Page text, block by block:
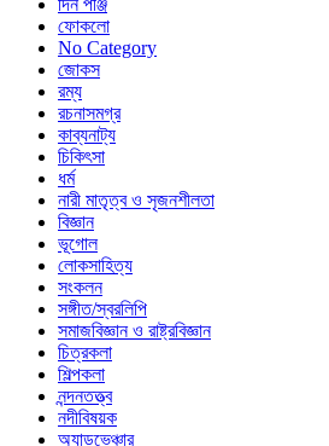
ফোকলো
No Category
জোকস
রম্য
রচনাসমগ্র
কাব্যনাট্য
চিকিৎসা
ধর্ম
নারী মাতৃত্ব ও সৃজনশীলতা
বিজ্ঞান
ভূগোল
লোকসাহিত্য
সংকলন
সঙ্গীত/স্বরলিপি
সমাজবিজ্ঞান ও রাষ্ট্রবিজ্ঞান
চিত্রকলা
শিল্পকলা
নন্দনতত্ত্ব
নদীবিষয়ক
অ্যাডভেঞ্চার